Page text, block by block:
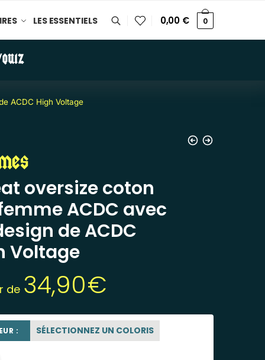
LES ESSENTIELS 0,00 € 0
QUIZ
ACDC High Voltage
oversize coton
ACDC avec
de ACDC
Voltage
de 34,90€
: SÉLECTIONNEZ UN COLORIS